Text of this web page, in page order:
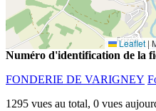
Leaflet |
Numéro d'identification de la
FONDERIE DE VARIGNEY
1295 vues au total, 0 vues